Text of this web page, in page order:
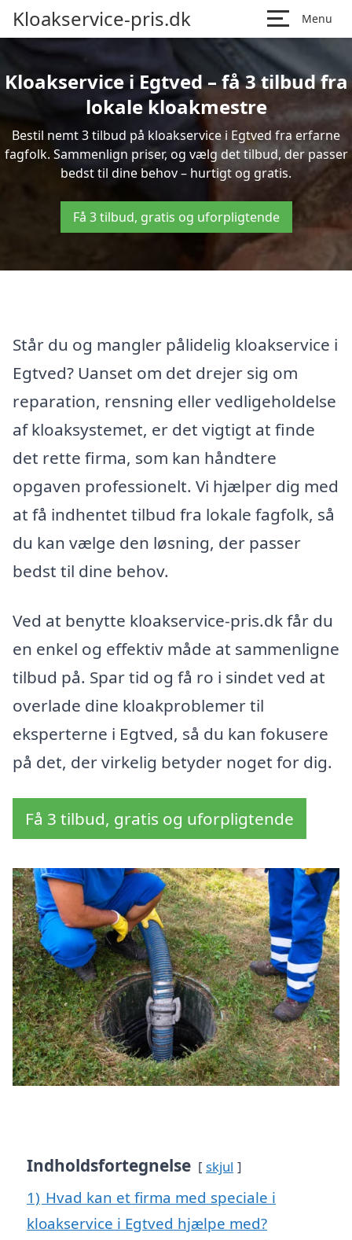
Kloakservice-pris.dk Menu
Kloakservice i Egtved – få 3 tilbud fra
lokale kloakmestre
Bestil nemt 3 tilbud på kloakservice i Egtved fra erfarne
fagfolk. Sammenlign priser, og vælg det tilbud, der passer
bedst til dine behov – hurtigt og gratis.
Få 3 tilbud, gratis og uforpligtende
Står du og mangler pålidelig kloakservice i
Egtved? Uanset om det drejer sig om
reparation, rensning eller vedligeholdelse
af kloaksystemet, er det vigtigt at finde
det rette firma, som kan håndtere
opgaven professionelt. Vi hjælper dig med
at få indhentet tilbud fra lokale fagfolk, så
du kan vælge den løsning, der passer
bedst til dine behov.
Ved at benytte kloakservice-pris.dk får du
en enkel og effektiv måde at sammenligne
tilbud på. Spar tid og få ro i sindet ved at
overlade dine kloakproblemer til
eksperterne i Egtved, så du kan fokusere
på det, der virkelig betyder noget for dig.
Få 3 tilbud, gratis og uforpligtende
Indholdsfortegnelse skjul
1) Hvad kan et firma med speciale i
kloakservice i Egtved hjælpe med?